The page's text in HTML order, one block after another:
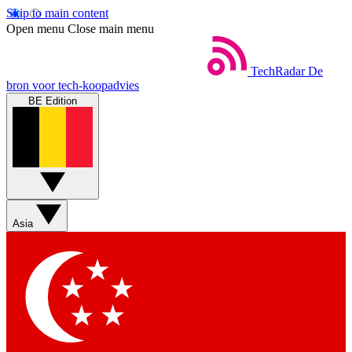
Skip to main content
Open menu Close main menu
TechRadar De
bron voor tech-koopadvies
BE Edition
Asia